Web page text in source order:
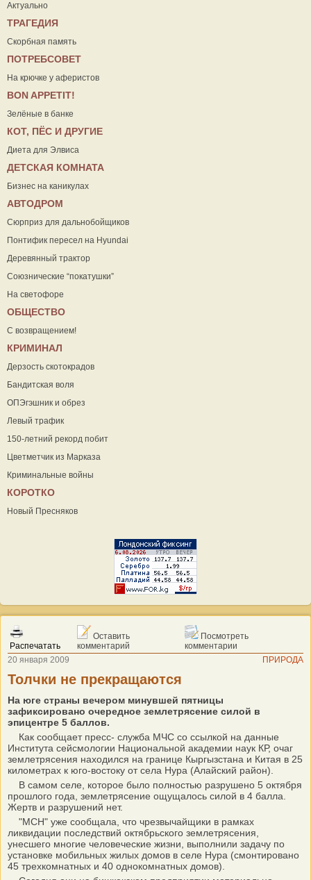
Актуально
ТРАГЕДИЯ
Скорбная память
ПОТРЕБСОВЕТ
На крючке у аферистов
ВON APPETIT!
Зелёные в банке
КОТ, ПЁС И ДРУГИЕ
Диета для Элвиса
ДЕТСКАЯ КОМНАТА
Бизнес на каникулах
АВТОДРОМ
Сюрприз для дальнобойщиков
Понтифик пересел на Hyundai
Деревянный трактор
Союзнические “покатушки”
На светофоре
ОБЩЕСТВО
С возвращением!
КРИМИНАЛ
Дерзость скотокрадов
Бандитская воля
ОПЭгэшник и обрез
Левый трафик
150-летний рекорд побит
Цветметчик из Марказа
Криминальные войны
КОРОТКО
Новый Пресняков
Распечатать
Оставить
комментарий
Посмотреть
комментарии
20 января 2009
ПРИРОДА
Толчки не прекращаются
На юге страны вечером минувшей пятницы
зафиксировано очередное землетрясение силой в
эпицентре 5 баллов.
Как сообщает пресс- служба МЧС со ссылкой на данные
Института сейсмологии Национальной академии наук КР, очаг
землетрясения находился на границе Кыргызстана и Китая в 25
километрах к юго-востоку от села Нура (Алайский район).
В самом селе, которое было полностью разрушено 5 октября
прошлого года, землетрясение ощущалось силой в 4 балла.
Жертв и разрушений нет.
"МСН" уже сообщала, что чрезвычайщики в рамках
ликвидации последствий октябрьского землетрясения,
унесшего многие человеческие жизни, выполнили задачу по
установке мобильных жилых домов в селе Нура (смонтировано
45 трехкомнатных и 40 однокомнатных домов).